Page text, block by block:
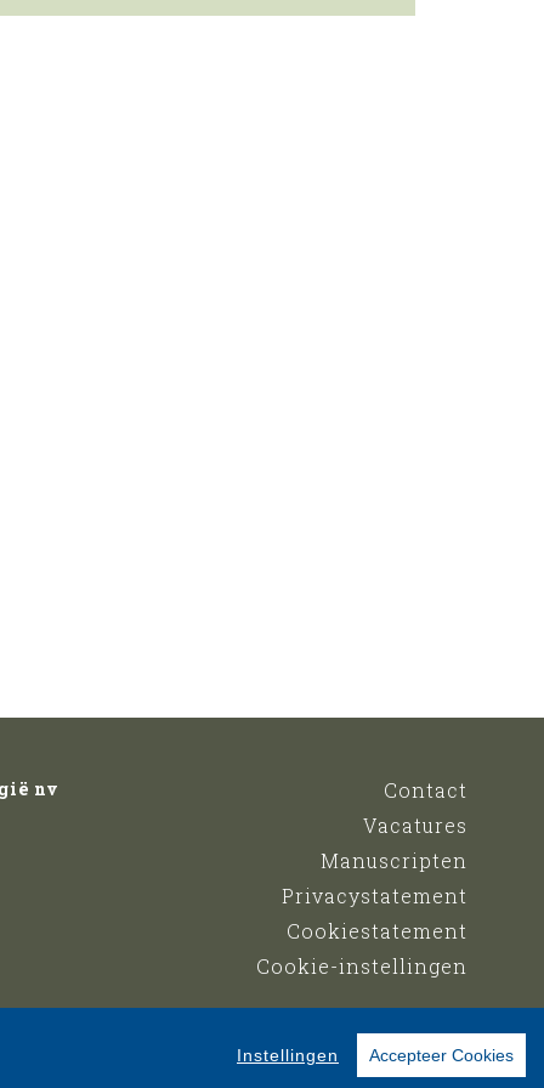
nv
Contact
Vacatures
Manuscripten
Privacystatement
Cookiestatement
Cookie-instellingen
Instellingen Accepteer Cookies